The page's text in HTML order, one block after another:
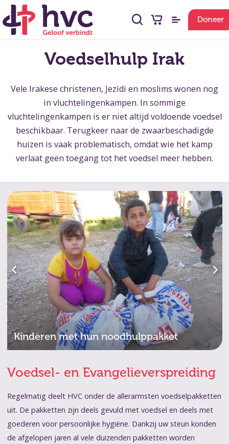
Doneer
Voedselhulp Irak
Vele Irakese christenen, Jezidi en moslims wonen nog
in vluchtelingenkampen. In sommige
vluchtelingenkampen is er niet altijd voldoende voedsel
beschikbaar. Terugkeer naar de zwaarbeschadigde
huizen is vaak problematisch, omdat wie het kamp
verlaat geen toegang tot het voedsel meer hebben.
Kinderen met hun noodhulppakket
Voedsel- en Evangelieverspreiding
Regelmatig deelt HVC onder de allerarmsten voedselpakketten
uit. De pakketten zijn deels gevuld met voedsel en deels met
goederen voor persoonlijke hygiëne. Dankzij uw steun konden
de afgelopen jaren al vele duizenden pakketten worden